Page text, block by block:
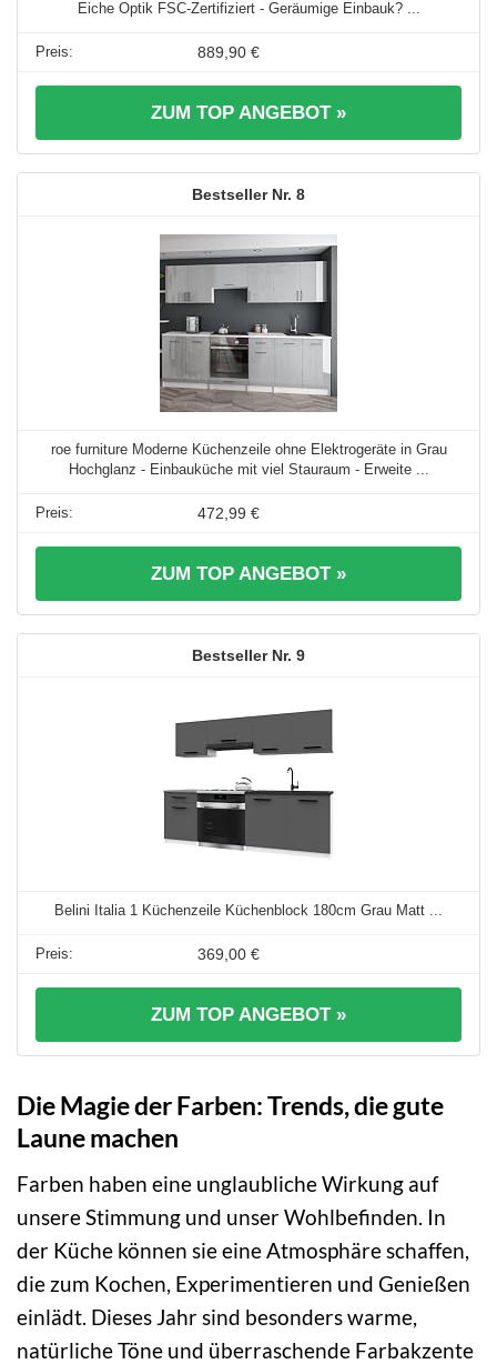
Eiche Optik FSC-Zertifiziert - Geräumige Einbauk? ...
889,90 €
ZUM TOP ANGEBOT »
8
roe furniture Moderne Küchenzeile ohne Elektrogeräte in Grau
Hochglanz - Einbauküche mit viel Stauraum - Erweite ...
472,99 €
ZUM TOP ANGEBOT »
9
Belini Italia 1 Küchenzeile Küchenblock 180cm Grau Matt ...
369,00 €
ZUM TOP ANGEBOT »
Die Magie der Farben: Trends, die gute
Laune machen
Farben haben eine unglaubliche Wirkung auf
unsere Stimmung und unser Wohlbefinden. In
der Küche können sie eine Atmosphäre schaffen,
die zum Kochen, Experimentieren und Genießen
einlädt. Dieses Jahr sind besonders warme,
natürliche Töne und überraschende Farbakzente